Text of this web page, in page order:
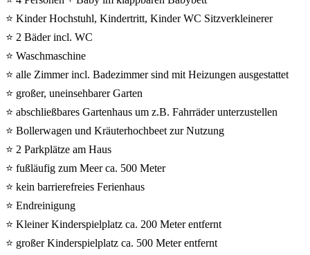
⭐ Kinder Hochstuhl, Kindertritt, Kinder WC Sitzverkleinerer
⭐ 2 Bäder incl. WC
⭐ Waschmaschine
⭐ alle Zimmer incl. Badezimmer sind mit Heizungen ausgestattet
⭐ großer, uneinsehbarer Garten
⭐ abschließbares Gartenhaus um z.B. Fahrräder unterzustellen
⭐ Bollerwagen und Kräuterhochbeet zur Nutzung
⭐ 2 Parkplätze am Haus
⭐ fußläufig zum Meer ca. 500 Meter
⭐ kein barrierefreies Ferienhaus
⭐ Endreinigung
⭐ Kleiner Kinderspielplatz ca. 200 Meter entfernt
⭐ großer Kinderspielplatz ca. 500 Meter entfernt